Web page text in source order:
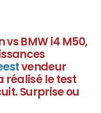
vs BMW i4 M50,
vendeur
réalisé le test
Surprise ou